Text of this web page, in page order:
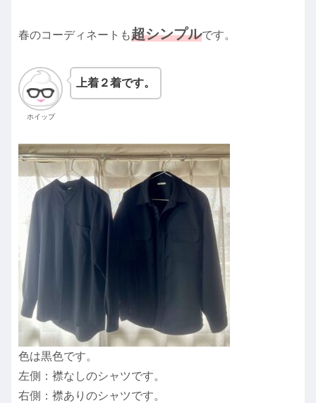
春のコーディネートも超シンプルです。
ホイップ
上着２着です。
色は黒色です。
左側：襟なしのシャツです。
右側：襟ありのシャツです。